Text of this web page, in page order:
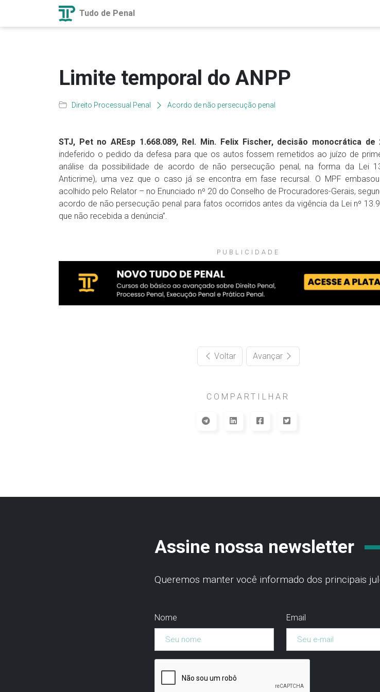
Tudo de Penal
Limite temporal do ANPP
Direito Processual Penal Acordo de não persecução penal
STJ, Pet no AREsp 1.668.089, Rel. Min. Felix Fischer, decisão monocrática de
indeferido o pedido da defesa para que os autos fossem remetidos ao juízo de
análise da possibilidade de acordo de não persecução penal, na forma da Lei
Anticrime), uma vez que o caso já se encontra em fase recursal. O MPF
acolhido pelo Relator – no Enunciado nº 20 do Conselho de Procuradores-Gerais,
acordo de não persecução penal para fatos ocorridos antes da vigência da Lei nº
que não recebida a denúncia”.
PUBLICIDADE
Voltar Avançar
COMPARTILHAR
Assine nossa newsletter
Queremos manter você informado dos principais
Nome Email